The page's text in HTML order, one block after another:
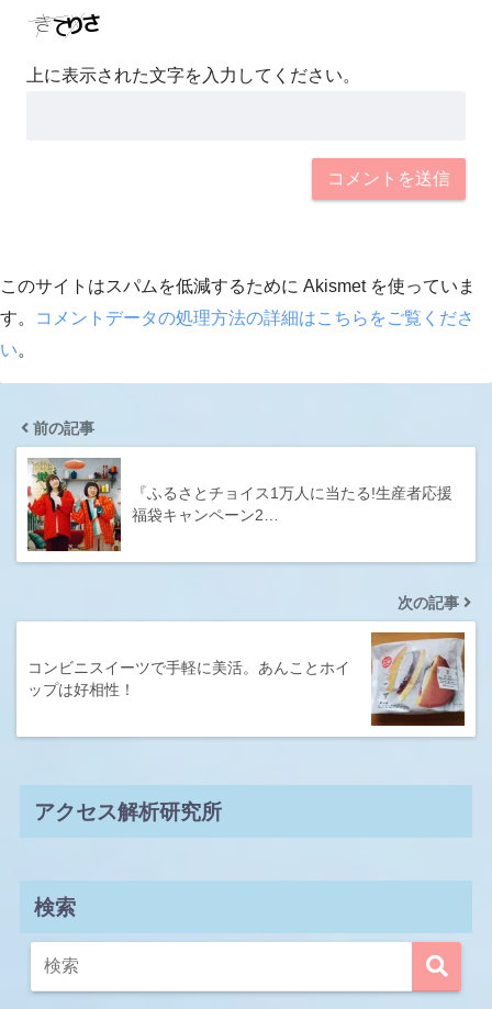
上に表示された文字を入力してください。
このサイトはスパムを低減するために Akismet を使っていま
す。
コメントデータの処理方法の詳細はこちらをご覧くださ
い。
前の記事
『ふるさとチョイス1万人に当たる!生産者応援
福袋キャンペーン2…
次の記事
コンビニスイーツで手軽に美活。あんことホイ
ップは好相性！
アクセス解析研究所
検索